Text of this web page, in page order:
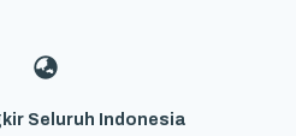
Seluruh Indonesia